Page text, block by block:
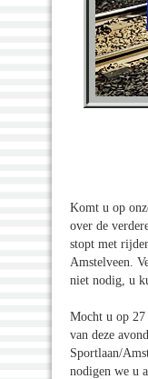
Komt u op
over de
stopt met
Amstelveen.
niet nodig, u
Mocht u op
van deze
Sportlaan/
nodigen we u